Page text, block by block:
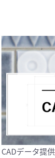
CADデータ提